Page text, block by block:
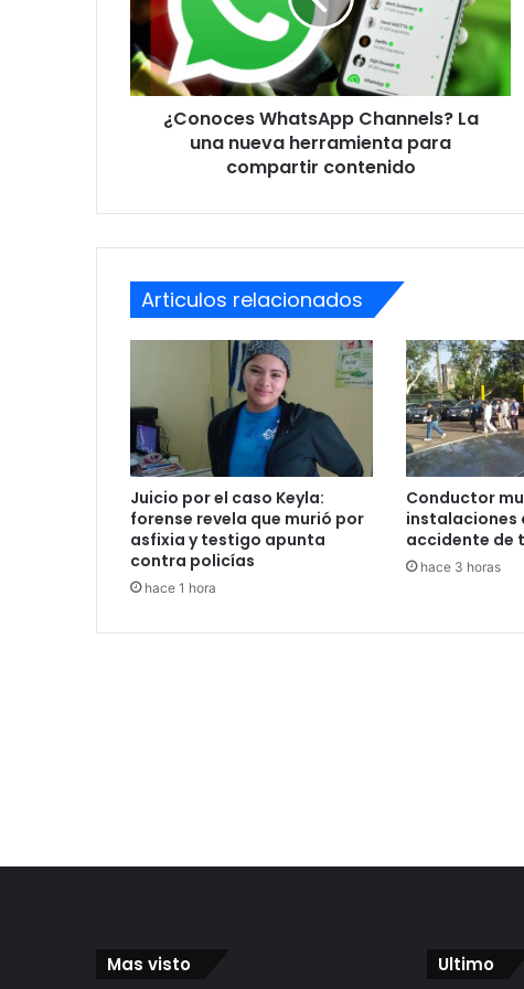
nueva
herramienta
para
compartir
contenido
¿Conoces WhatsApp Channels? La
una nueva herramienta para
compartir contenido
Articulos relacionados
Juicio por el caso Keyla:
forense revela que murió por
asfixia y testigo apunta
contra policías
hace 1 hora
Conductor
instalaciones
accidente de
hace 3 horas
Mas visto Ultimo